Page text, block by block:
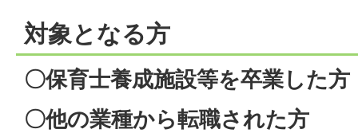
対象となる方
〇保育士養成施設等を卒業した方
〇他の業種から転職された方